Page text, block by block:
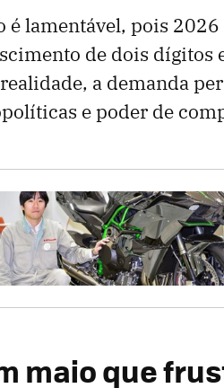
é lamentável, pois
de dois dígitos
a demanda
e poder de
maio que